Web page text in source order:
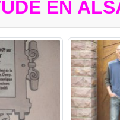
EN